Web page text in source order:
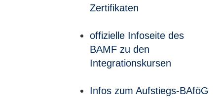
Zertifikaten
offizielle Infoseite des
BAMF zu den
Integrationskursen
Infos zum Aufstiegs-BAföG